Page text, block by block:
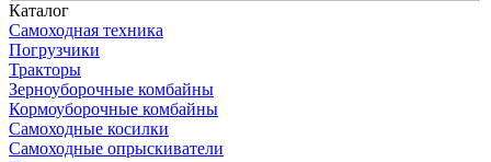
Каталог
Самоходная техника
Погрузчики
Тракторы
Зерноуборочные комбайны
Кормоуборочные комбайны
Самоходные косилки
Самоходные опрыскиватели